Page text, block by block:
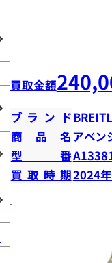
買取金額
ブランド
商品名アベン
型番
買取時期2024